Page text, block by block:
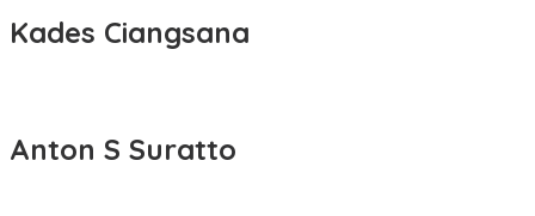
Kades Ciangsana
Anton S Suratto